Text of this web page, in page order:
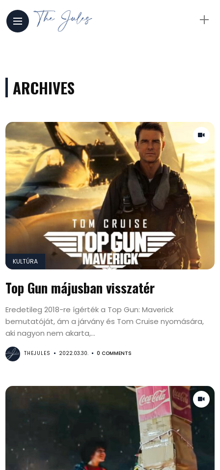
ARCHIVES
KULTÚRA
Top Gun májusban visszatér
Eredetileg 2018-re ígérték a Top Gun: Maverick
bemutatóját, ám a járvány és Tom Cruise nyomására,
aki nagyon nem akarta,...
THEJULES 2022.03.30. 0 COMMENTS